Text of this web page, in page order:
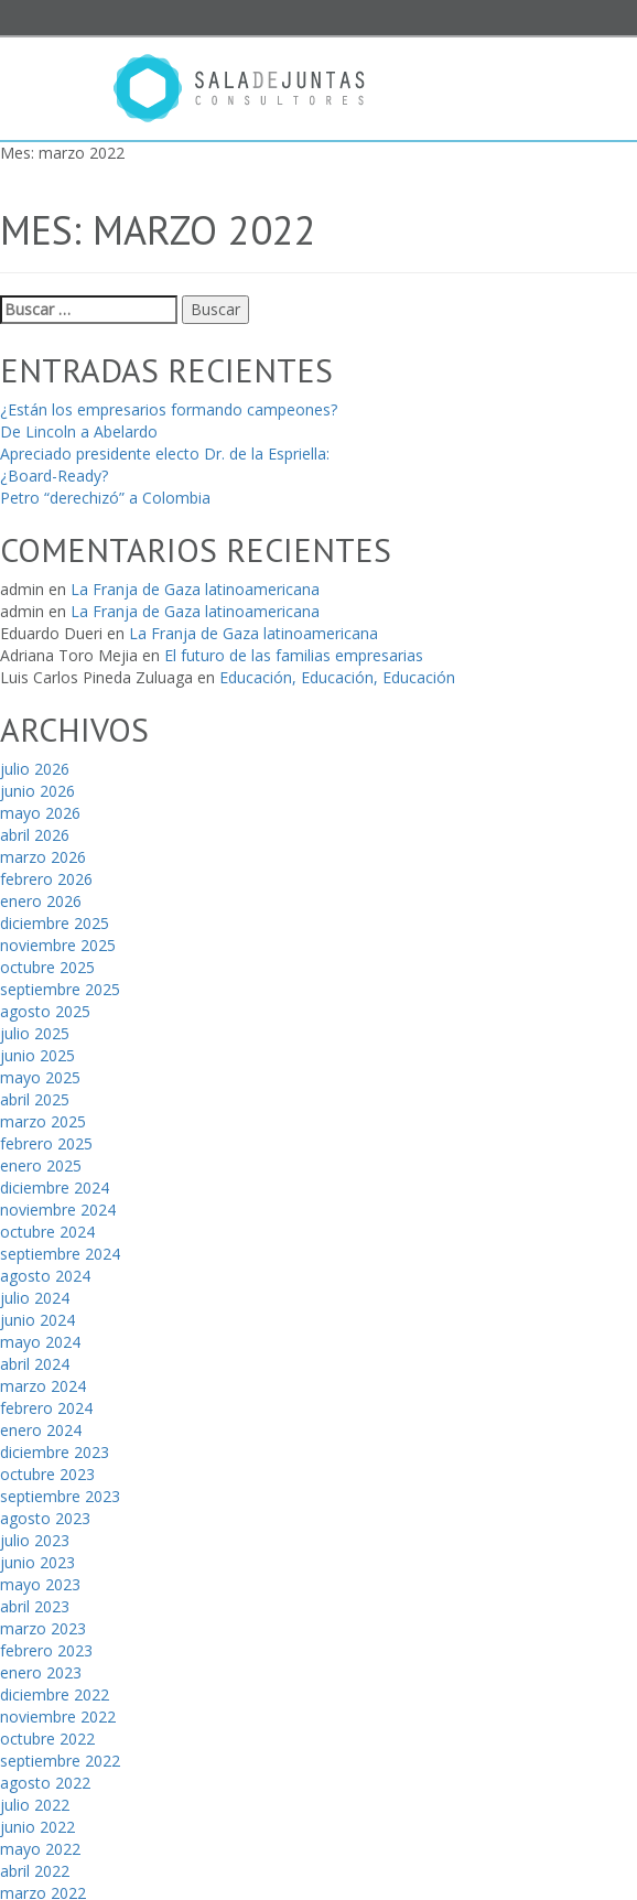
Mes: marzo 2022
MES: MARZO 2022
Buscar:
ENTRADAS RECIENTES
¿Están los empresarios formando campeones?
De Lincoln a Abelardo
Apreciado presidente electo Dr. de la Espriella:
¿Board-Ready?
Petro “derechizó” a Colombia
COMENTARIOS RECIENTES
admin en La Franja de Gaza latinoamericana
admin en La Franja de Gaza latinoamericana
Eduardo Dueri en La Franja de Gaza latinoamericana
Adriana Toro Mejia en El futuro de las familias empresarias
Luis Carlos Pineda Zuluaga en Educación, Educación, Educación
ARCHIVOS
julio 2026
junio 2026
mayo 2026
abril 2026
marzo 2026
febrero 2026
enero 2026
diciembre 2025
noviembre 2025
octubre 2025
septiembre 2025
agosto 2025
julio 2025
junio 2025
mayo 2025
abril 2025
marzo 2025
febrero 2025
enero 2025
diciembre 2024
noviembre 2024
octubre 2024
septiembre 2024
agosto 2024
julio 2024
junio 2024
mayo 2024
abril 2024
marzo 2024
febrero 2024
enero 2024
diciembre 2023
octubre 2023
septiembre 2023
agosto 2023
julio 2023
junio 2023
mayo 2023
abril 2023
marzo 2023
febrero 2023
enero 2023
diciembre 2022
noviembre 2022
octubre 2022
septiembre 2022
agosto 2022
julio 2022
junio 2022
mayo 2022
abril 2022
marzo 2022